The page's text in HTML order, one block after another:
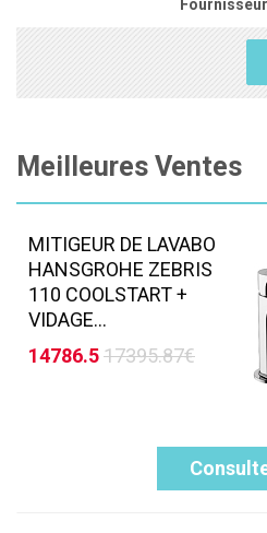
Fournisseur
Meilleures Ventes
MITIGEUR DE LAVABO
HANSGROHE ZEBRIS
110 COOLSTART +
VIDAGE...
14786.517395.87€